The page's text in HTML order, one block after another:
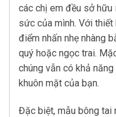
các chị em đều sở
sức của mình. Với thiết
điểm nhấn nhẹ nhàng
quý hoặc ngọc trai.
chúng vẫn có khả
khuôn mặt của bạn.
Đặc biệt, mẫu bông tai